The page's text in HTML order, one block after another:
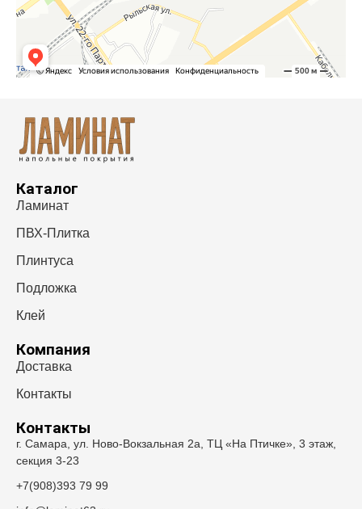
Каталог
Ламинат
ПВХ-Плитка
Плинтуса
Подложка
Клей
Компания
Доставка
Контакты
Контакты
г. Самара, ул. Ново-Вокзальная 2а, ТЦ «На Птичке», 3 этаж,
секция 3-23
+7(908)393 79 99